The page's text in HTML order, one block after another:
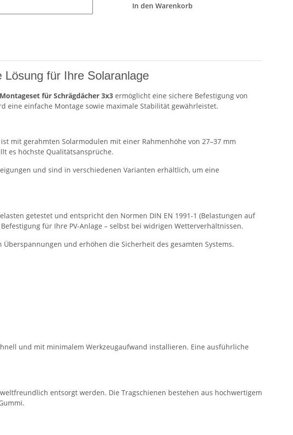
In den Warenkorb
für Ihre Solaranlage
für Schrägdächer 3x3 ermöglicht eine sichere Befestigung von
eine einfache Montage sowie maximale Stabilität gewährleistet.
mit gerahmten Solarmodulen mit einer Rahmenhöhe von 27–37 mm
es höchste Qualitätsansprüche.
und sind in verschiedenen Varianten erhältlich, um eine
getestet und entspricht den Normen DIN EN 1991-1 (Belastungen auf
für Ihre PV-Anlage – selbst bei widrigen Wetterverhältnissen.
und erhöhen die Sicherheit des gesamten Systems.
und mit minimalem Werkzeugaufwand installieren. Eine ausführliche
entsorgt werden. Die Tragschienen bestehen aus hochwertigem